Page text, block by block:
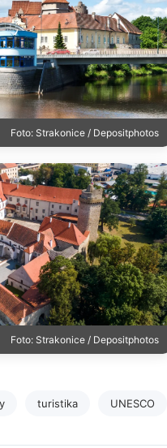
Foto: Strakonice / Depositphotos
Foto: Strakonice / Depositphotos
turistika UNESCO